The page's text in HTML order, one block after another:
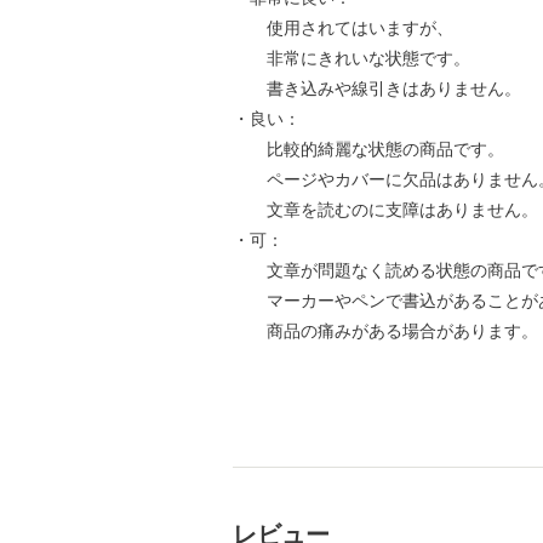
使用されてはいますが、
非常にきれいな状態です。
書き込みや線引きはありません。
・良い：
比較的綺麗な状態の商品です。
ページやカバーに欠品はありません
文章を読むのに支障はありません。
・可：
文章が問題なく読める状態の商品で
マーカーやペンで書込があることが
商品の痛みがある場合があります。
レビュー